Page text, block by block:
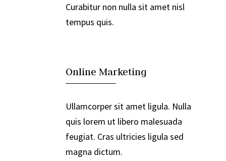
Curabitur non nulla sit amet nisl
tempus quis.
Online Marketing
Ullamcorper sit amet ligula. Nulla
quis lorem ut libero malesuada
feugiat. Cras ultricies ligula sed
magna dictum.